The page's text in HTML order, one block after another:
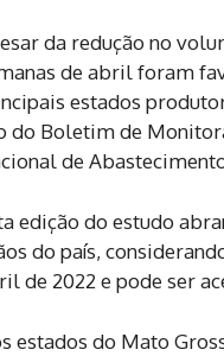
da redução no
de abril foram
estados
do Boletim de
de
edição do estudo
do país,
de 2022 e pode ser
estados do Mato